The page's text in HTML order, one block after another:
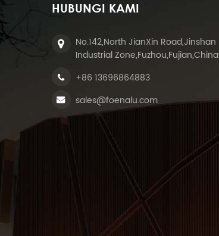
HUBUNGI KAMI
No.142,North JianXin Road,Jinshan
Industrial Zone,Fuzhou,Fujian,China
+86 13696864883
sales@foenalu.com